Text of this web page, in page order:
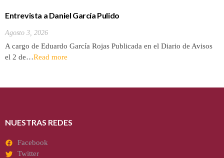
Entrevista a Daniel García Pulido
Agosto 3, 2026
A cargo de Eduardo García Rojas Publicada en el Diario de Avisos
el 2 de…Read more
NUESTRAS REDES
Facebook
Twitter